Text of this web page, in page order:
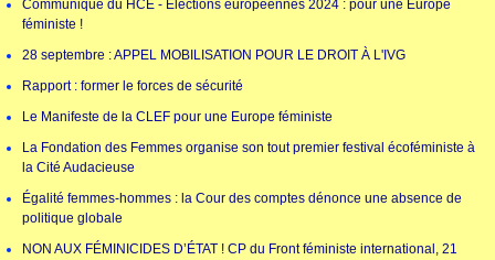
Communiqué du HCE - Élections européennes 2024 : pour une Europe
féministe !
28 septembre : APPEL MOBILISATION POUR LE DROIT À L'IVG
Rapport : former le forces de sécurité
Le Manifeste de la CLEF pour une Europe féministe
La Fondation des Femmes organise son tout premier festival écoféministe à
la Cité Audacieuse
Égalité femmes-hommes : la Cour des comptes dénonce une absence de
politique globale
NON AUX FÉMINICIDES D’ÉTAT ! CP du Front féministe international, 21